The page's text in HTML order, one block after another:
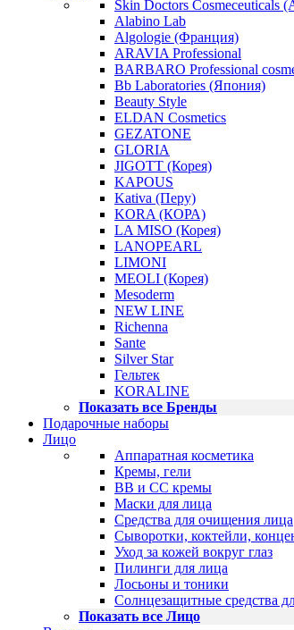
Skin Doctors Cosmeceuticals
Alabino Lab
Algologie (Франция)
ARAVIA Professional
BARBARO Professional
Bb Laboratories (Япония)
Beauty Style
ELDAN Cosmetics
GEZATONE
GLORIA
JIGOTT (Корея)
KAPOUS
Kativa (Перу)
KORA (КОРА)
LA MISO (Корея)
LANOPEARL
LIMONI
MEOLI (Корея)
Mesoderm
NEW LINE
Richenna
Sante
Silver Star
Гельтек
KORALINE
Показать все Бренды
Подарочные наборы
Лицо
Аппаратная косметика
Кремы, гели
BB и CC кремы
Маски для лица
Средства для очищения лица
Сыворотки, коктейли,
Уход за кожей вокруг глаз
Пилинги для лица
Лосьоны и тоники
Солнцезащитные средства
Показать все Лицо